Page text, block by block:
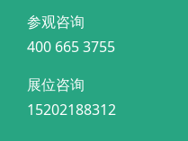
参观咨询
400 665 3755
展位咨询
15202188312